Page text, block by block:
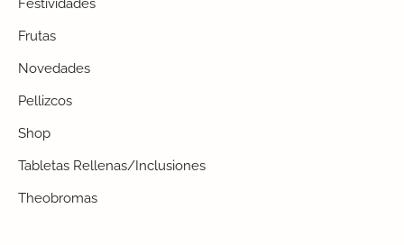
Festividades
Frutas
Novedades
Pellizcos
Shop
Tabletas Rellenas/Inclusiones
Theobromas